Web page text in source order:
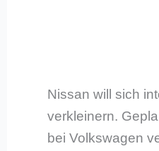
Nissan will sich
verkleinern.
bei Volkswagen